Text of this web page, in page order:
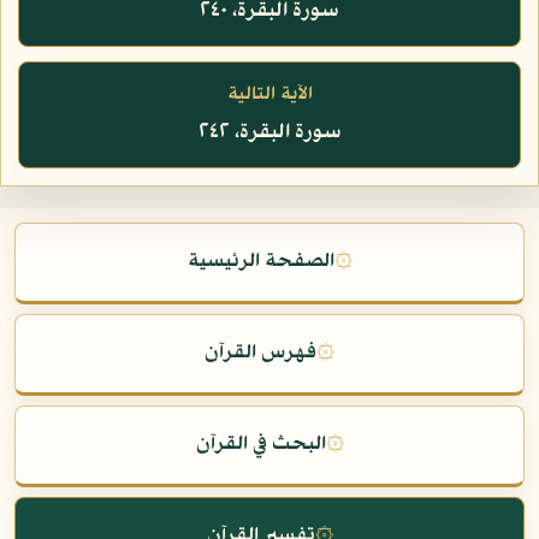
سورة البقرة، ٢٤٠
الآية التالية
سورة البقرة، ٢٤٢
۞الصفحة الرئيسية
۞فهرس القرآن
۞البحث في القرآن